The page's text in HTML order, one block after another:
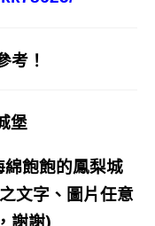
考！
堡
綿飽飽的鳳梨城
文字、圖片任意
謝謝)